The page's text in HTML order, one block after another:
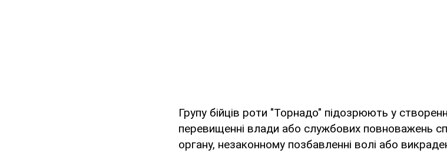
Групу бійців роти "Торнадо" підозрюють у
перевищенні влади або службових повноважень
органу, незаконному позбавленні волі або